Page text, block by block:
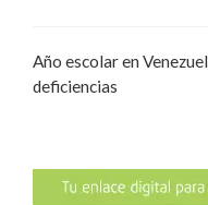
Año escolar en
deficiencias